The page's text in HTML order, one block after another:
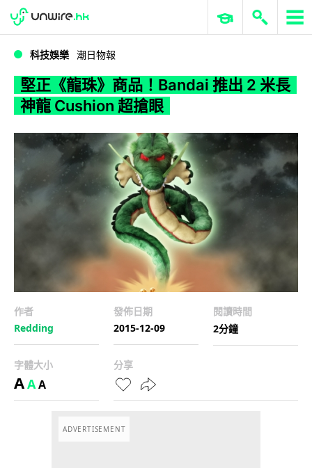
WWDC 2026 ERP 與商業 AI
科技娛樂 潮日物報
堅正《龍珠》商品！Bandai 推出 2 米長
神龍 Cushion 超搶眼
作者
Redding
發佈日期
2015-12-09
閱讀時間
2分鐘
字體大小
AAA
分享
ADVERTISEMENT